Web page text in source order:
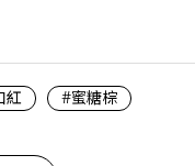
紅 #蜜糖棕